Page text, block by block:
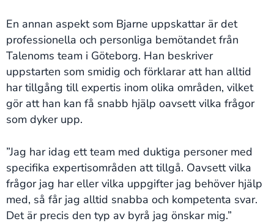
En annan aspekt som Bjarne uppskattar är det
professionella och personliga bemötandet från
Talenoms team i Göteborg. Han beskriver
uppstarten som smidig och förklarar att han alltid
har tillgång till expertis inom olika områden, vilket
gör att han kan få snabb hjälp oavsett vilka frågor
som dyker upp.
”Jag har idag ett team med duktiga personer med
specifika expertisområden att tillgå. Oavsett vilka
frågor jag har eller vilka uppgifter jag behöver hjälp
med, så får jag alltid snabba och kompetenta svar.
Det är precis den typ av byrå jag önskar mig.”